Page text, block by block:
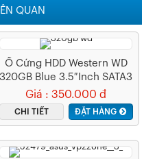
QUAN
Ổ Cứng HDD Western WD
320GB Blue 3.5″inch SATA3
Giá : 350.000 đ
CHI TIẾT ĐẶT HÀNG